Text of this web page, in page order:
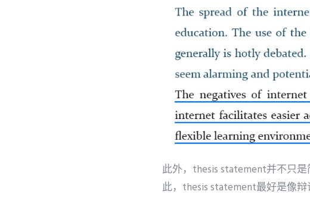
此外，thesis statement并不只
此，thesis statement最好是像